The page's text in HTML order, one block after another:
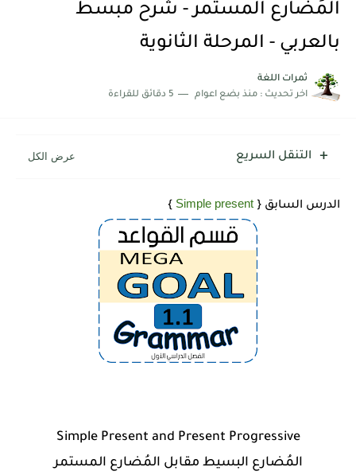
المُضارع المستمر - شرح مبسط
بالعربي - المرحلة الثانوية
ثمرات اللغة
اخر تحديث : منذ بضع اعوام 5 دقائق للقراءة
التنقل السريع
الدرس السابق { Simple present
}
Simple Present and Present Progressive
المُضارع البسيط مقابل المُضارع المستمر